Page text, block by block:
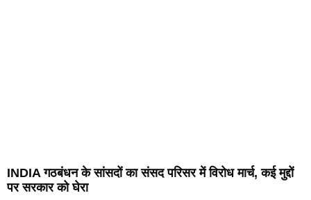
INDIA गठबंधन के सांसदों का संसद परिसर में विरोध मार्च, कई मुद्दों
पर सरकार को घेरा